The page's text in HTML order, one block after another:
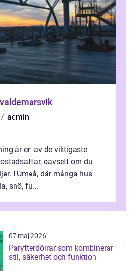
admin
är en av de viktigaste
oavsett om du
I Umeå, där många hus
snö, fu...
07 maj 2026
Parytterdörrar som kombinerar
stil, säkerhet och funktion